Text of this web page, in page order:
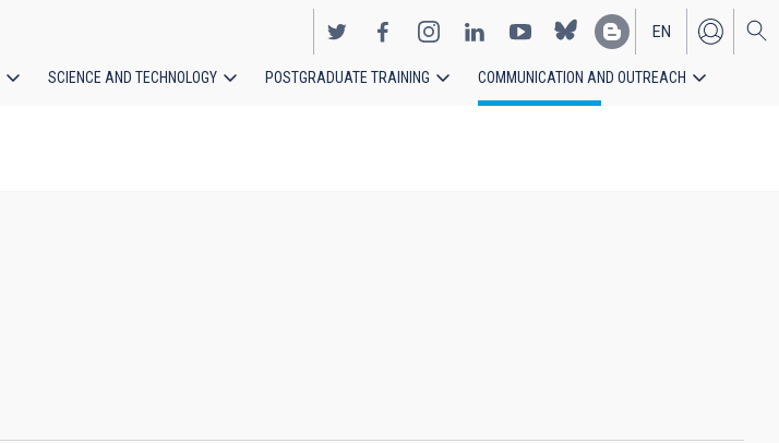
EN
ES
SCIENCE AND TECHNOLOGY POSTGRADUATE TRAINING COMMUNICATION AND OUTREACH